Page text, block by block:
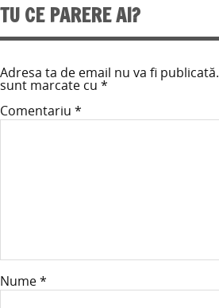
TU CE PARERE AI?
Adresa ta de email nu va fi publicată.
sunt marcate cu *
Comentariu *
Nume*